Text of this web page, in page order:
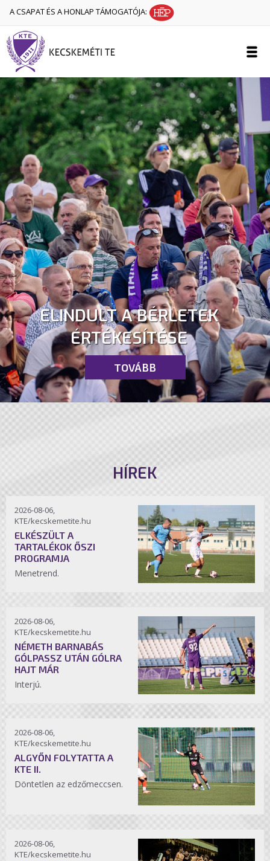
A CSAPAT ÉS A HONLAP TÁMOGATÓJA:
ELINDULT A BÉRLETEK
ÉRTÉKESÍTÉSE
TOVÁBB
HÍREK
2026-08-06,
KTE/kecskemetite.hu
ELKÉSZÜLT A
TARTALÉKOK ŐSZI
PROGRAMJA
Menetrend.
2026-08-06,
KTE/kecskemetite.hu
NÉMETH BARNABÁS
GÓLPASSZ UTÁN GÓLRA
HAJT MÁR
Interjú.
2026-08-06,
KTE/kecskemetite.hu
ALGYŐN FOLYTATTA A
KTE II.
Döntetlen az edzőmeccsen.
2026-08-06,
KTE/kecskemetite.hu